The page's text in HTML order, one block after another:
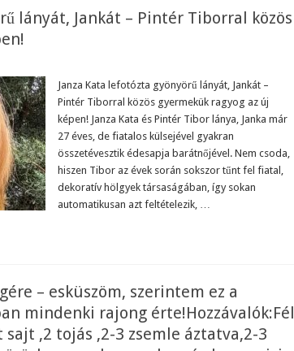
lányát, Jankát – Pintér Tiborral közös
Janza Kata lefotózta gyönyörű lányát, Jankát –
Pintér Tiborral közös gyermekük ragyog az új
képen! Janza Kata és Pintér Tibor lánya, Janka már
27 éves, de fiatalos külsejével gyakran
összetévesztik édesapja barátnőjével. Nem csoda,
hiszen Tibor az évek során sokszor tűnt fel fiatal,
dekoratív hölgyek társaságában, így sokan
automatikusan azt feltételezik, …
– esküszöm, szerintem ez a
mindenki rajong érte!Hozzávalók:Fél
,2 tojás ,2-3 zsemle áztatva,2-3